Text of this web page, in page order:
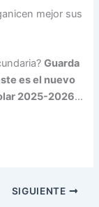
mejor sus
Guarda
es el nuevo
2025-2026…
SIGUIENTE